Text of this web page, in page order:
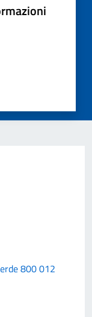
800 012